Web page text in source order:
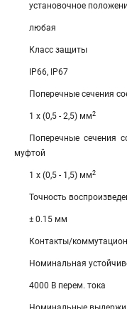
установочное
любая
Класс защиты
IP66, IP67
Поперечные сечения
1 x (0,5 - 2,5) мм2
Поперечные сечения
муфтой
1 x (0,5 - 1,5) мм2
Точность
± 0.15 мм
Контакты/
Номинальная
4000 В перем. тока